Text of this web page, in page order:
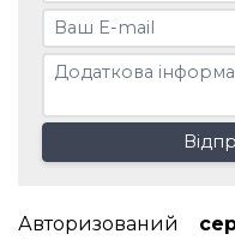
Авторизований